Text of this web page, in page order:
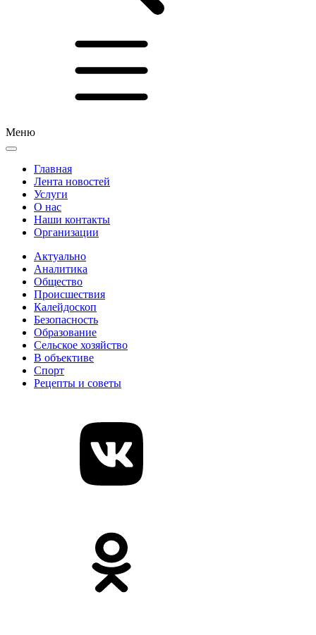
Меню
Главная
Лента новостей
Услуги
О нас
Наши контакты
Организации
Актуально
Аналитика
Общество
Происшествия
Калейдоскоп
Безопасность
Образование
Сельское хозяйство
В объективе
Спорт
Рецепты и советы